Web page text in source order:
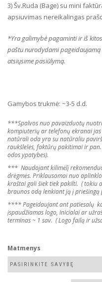
3) Šv.Ruda (Bage) su mini
apsiuvimas nereikalingas
*Yra galimybė pagaminti ir iš
paštu nurodydami
atsiųsime pasiūlymą.
Gamybos trukmė: ~3-5 d.d.
***Spalvos nuo pavaizduotų
kompiuterių ar telefonų ekranai
natūrali oda yra su natūraliu
raukšlelės, faktūrų pakitimai ir
odos ypatybes).
*** Naudojant kilimėlį
drėgmės. Priklausomai nuo
kraštai gali šiek tiek pakilti. ( tokiu
braunos odą lenkiant ją į priešingą
**** Pageidaujant ant patiesalų
įspaudžiamas logo, inicialai ar
terminas ~ 1 sav. ( Logo failą ir
Matmenys